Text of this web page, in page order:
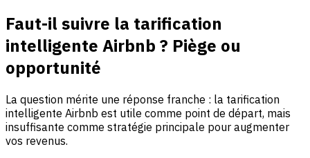
Faut-il suivre la tarification
intelligente Airbnb ? Piège ou
opportunité
La question mérite une réponse franche : la tarification
intelligente Airbnb est utile comme point de départ, mais
insuffisante comme stratégie principale pour augmenter
vos revenus.